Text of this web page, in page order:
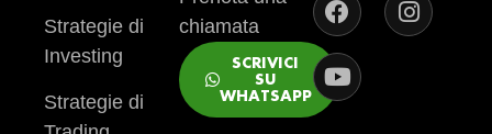
Strategie di
Investing
Strategie di
chiamata
SCRIVICI
SU
WHATSAPP